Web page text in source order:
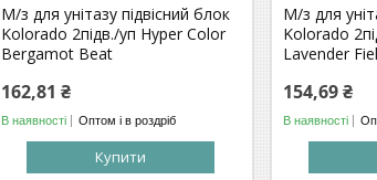
М/з для унітазу підвісний блок
Kolorado 2підв./уп Hyper Color
Bergamot Beat
162,81 ₴
В наявності Оптом і в роздріб
Купити
М/з для
Kolorado
Lavender
154,69 ₴
В наявності